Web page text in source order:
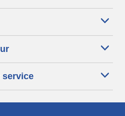
service